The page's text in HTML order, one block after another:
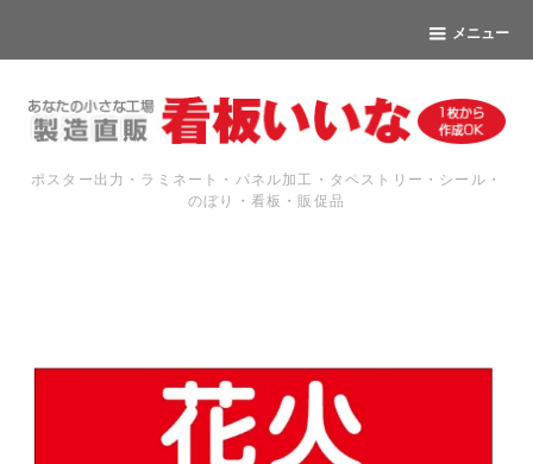
メニュー
ポスター出力・ラミネート・パネル加工・タペストリー・シール・
のぼり・看板・販促品